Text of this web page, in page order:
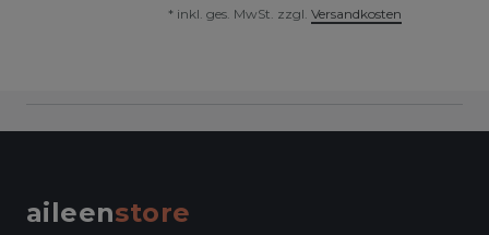
* inkl. ges. MwSt. zzgl. Versandkosten
aileenstore